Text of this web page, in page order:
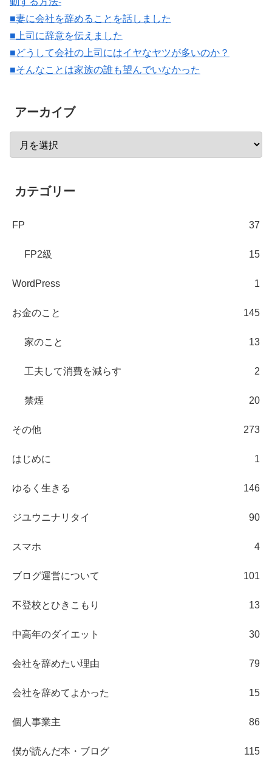
■妻に会社を辞めることを話しました
■上司に辞意を伝えました
■どうして会社の上司にはイヤなヤツが多いのか？
■そんなことは家族の誰も望んでいなかった
アーカイブ
カテゴリー
FP 37
FP2級 15
WordPress 1
お金のこと 145
家のこと 13
工夫して消費を減らす 2
禁煙 20
その他 273
はじめに 1
ゆるく生きる 146
ジユウニナリタイ 90
スマホ 4
ブログ運営について 101
不登校とひきこもり 13
中高年のダイエット 30
会社を辞めたい理由 79
会社を辞めてよかった 15
個人事業主 86
僕が読んだ本・ブログ 115